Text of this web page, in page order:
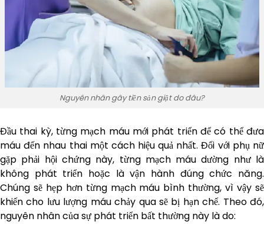
Nguyên nhân gây tiền sản giật do đâu?
Đầu thai kỳ, từng mạch máu mới phát triển để có thể đưa
máu đến nhau thai một cách hiệu quả nhất. Đối với phụ nữ
gặp phải hội chứng này, từng mạch máu dường như là
không phát triển hoặc là vận hành đúng chức năng.
Chúng sẽ hẹp hơn từng mạch máu bình thường, vì vậy sẽ
khiến cho lưu lượng máu chảy qua sẽ bị hạn chế. Theo đó,
nguyên nhân của sự phát triển bất thường này là do: